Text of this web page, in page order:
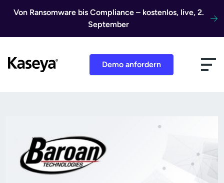
Von Ransomware bis Compliance – kostenlos, live, 2.
September
Demo anfordern